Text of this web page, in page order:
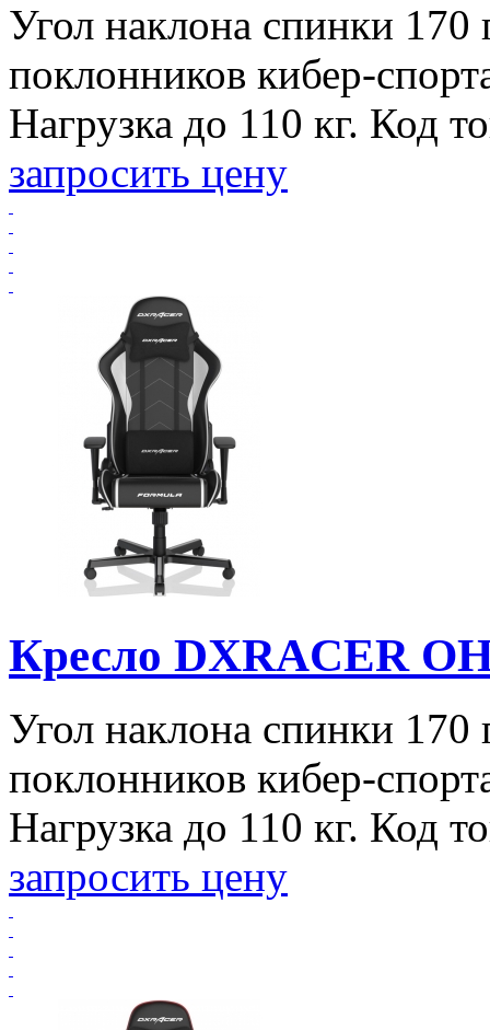
Угол наклона спинки
поклонников кибер-
Нагрузка до 110 кг. Код
запросить цену
Кресло DXRACER
Угол наклона спинки
поклонников кибер-
Нагрузка до 110 кг. Код
запросить цену